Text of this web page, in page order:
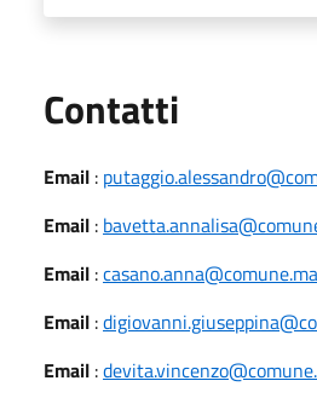
Contatti
Email :
Email :
Email :
Email :
Email :